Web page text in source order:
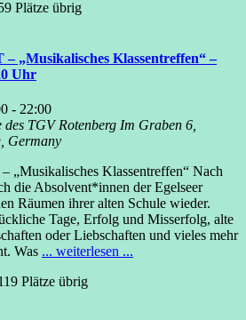
Plätze übrig
„Musikalisches Klassentreffen“ –
Uhr
- 22:00
TGV Rotenberg Im Graben 6,
Germany
„Musikalisches Klassentreffen“ Nach
die Absolvent*innen der Egelseer
Räumen ihrer alten Schule wieder.
Tage, Erfolg und Misserfolg, alte
oder Liebschaften und vieles mehr
Was ... weiterlesen ...
Plätze übrig